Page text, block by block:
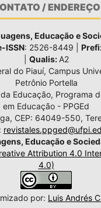
/ ENDEREÇO
Educação e
ISSN: 2526-8449 |
Qualis: A2
do Piauí, Campus
Petrônio Portella
Educação, Programa
em Educação - PPGEd
CEP: 64049-550,
Educação e
Attribution 4.0
4.0)
por: Luis Andrés